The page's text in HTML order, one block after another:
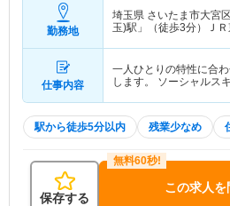
勤務地
埼玉県 さいたま市大宮区
玉)駅」（徒歩3分）Ｊ
仕事内容
一人ひとりの特性に合
します。 ソーシャルス
駅から徒歩5分以内 残業少なめ
保存する
この求人